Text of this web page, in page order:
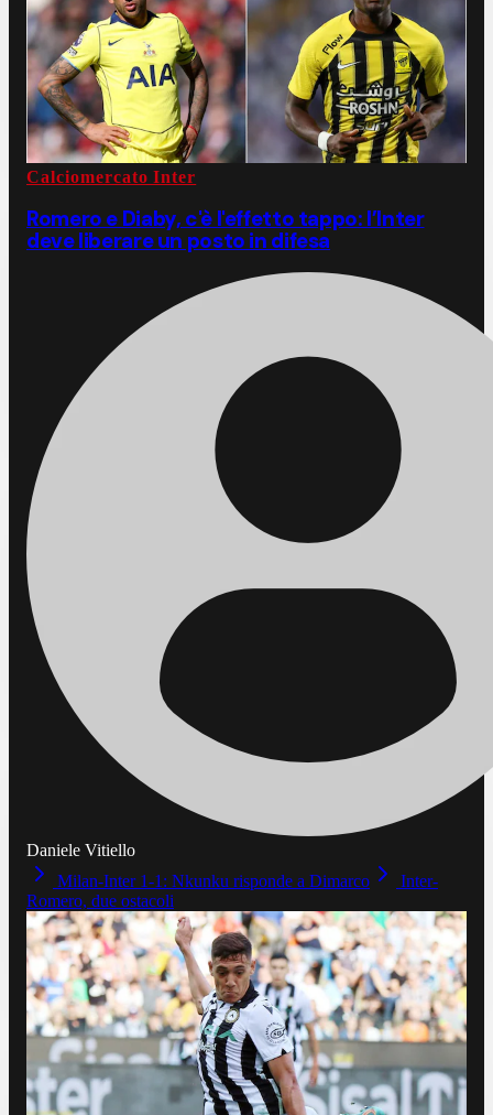
Calciomercato Inter
Romero e Diaby, c'è l'effetto tappo: l’Inter
deve liberare un posto in difesa
Daniele Vitiello
Milan-Inter 1-1: Nkunku risponde a Dimarco
Inter-
Romero, due ostacoli